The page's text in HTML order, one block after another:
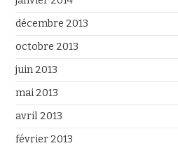
décembre 2013
octobre 2013
juin 2013
mai 2013
avril 2013
février 2013